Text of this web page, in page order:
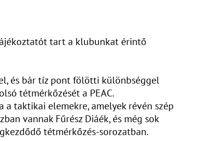
tart a klubunkat érintő
és bár tíz pont fölötti különbséggel
tétmérkőzését a PEAC.
taktikai elemekre, amelyek révén szép
vannak Fűrész Diáék, és még sok
tétmérkőzés-sorozatban.